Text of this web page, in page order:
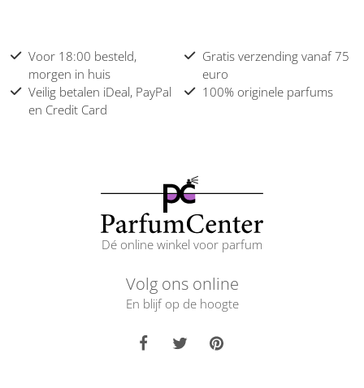
Voor 18:00 besteld,
morgen in huis
Gratis verzending vanaf 75
euro
Veilig betalen iDeal, PayPal
en Credit Card
100% originele parfums
Dé online winkel voor parfum
Volg ons online
En blijf op de hoogte